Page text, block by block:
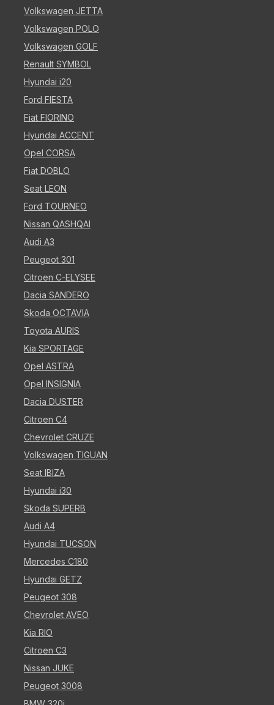
Volkswagen JETTA
Volkswagen POLO
Volkswagen GOLF
Renault SYMBOL
Hyundai i20
Ford FIESTA
Fiat FIORINO
Hyundai ACCENT
Opel CORSA
Fiat DOBLO
Seat LEON
Ford TOURNEO
Nissan QASHQAI
Audi A3
Peugeot 301
Citroen C-ELYSEE
Dacia SANDERO
Skoda OCTAVIA
Toyota AURIS
Kia SPORTAGE
Opel ASTRA
Opel INSIGNIA
Dacia DUSTER
Citroen C4
Chevrolet CRUZE
Volkswagen TIGUAN
Seat IBIZA
Hyundai i30
Skoda SUPERB
Audi A4
Hyundai TUCSON
Mercedes C180
Hyundai GETZ
Peugeot 308
Chevrolet AVEO
Kia RIO
Citroen C3
Nissan JUKE
Peugeot 3008